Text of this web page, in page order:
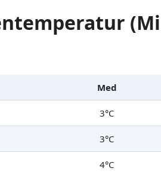
Med
3°C
3°C
4°C